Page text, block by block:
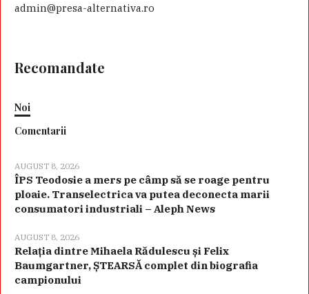
admin@presa-alternativa.ro
Recomandate
Noi
Comentarii
AUGUST 8, 2026
ÎPS Teodosie a mers pe câmp să se roage pentru
ploaie. Transelectrica va putea deconecta marii
consumatori industriali – Aleph News
AUGUST 8, 2026
Relația dintre Mihaela Rădulescu și Felix
Baumgartner, ȘTEARSĂ complet din biografia
campionului